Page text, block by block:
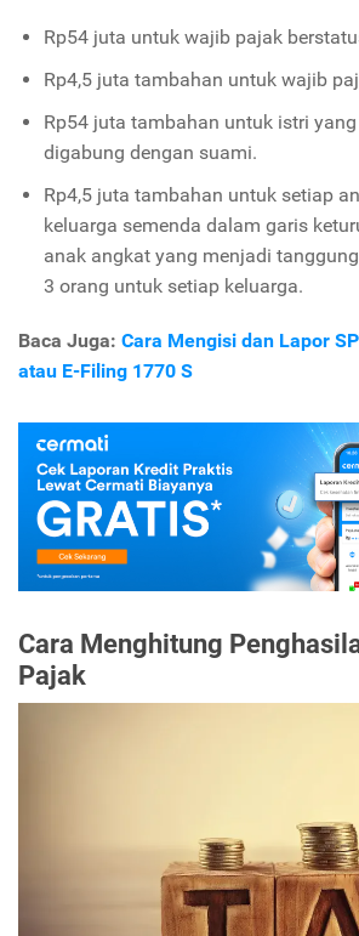
Rp54 juta untuk wajib pajak
Rp4,5 juta tambahan untuk wajib
Rp54 juta tambahan untuk istri
digabung dengan suami.
Rp4,5 juta tambahan untuk setiap
keluarga semenda dalam garis
anak angkat yang menjadi
3 orang untuk setiap keluarga.
Baca Juga: Cara Mengisi dan Lapor
atau E-Filing 1770 S
Cara Menghitung
Pajak